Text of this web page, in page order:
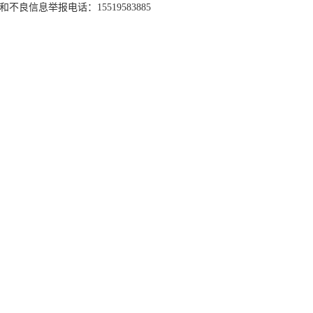
不良信息举报电话：15519583885